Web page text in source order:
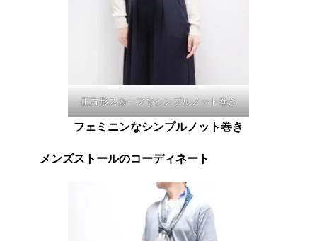
正方形スカーフでシンプルノット巻き
フェミニンなシンプルノット巻き
メンズストールのコーディネート